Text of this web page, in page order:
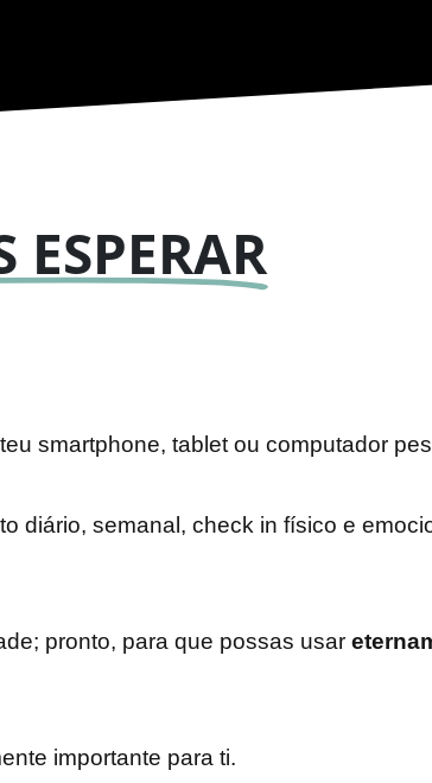
ESPERAR
smartphone, tablet ou computador
diário, semanal, check in físico e
; pronto, para que possas usar
importante para ti.